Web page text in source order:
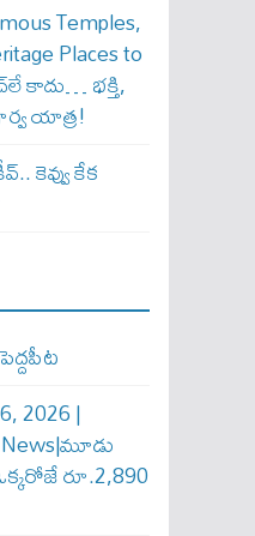
Temples,
Places to
కాదు… భక్తి,
యాత్ర!
కెవ్వు కేక‌
2026 |
రూ.2,890